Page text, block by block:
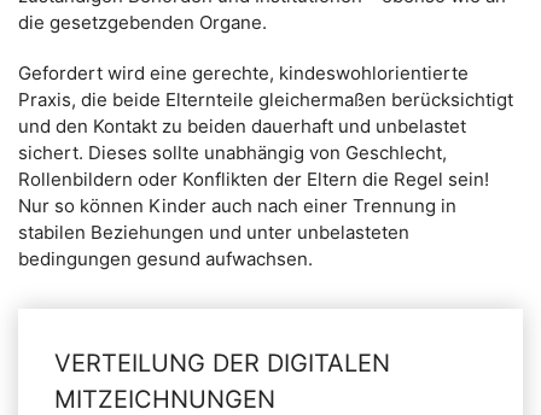
die gesetzgebenden Organe.
Gefordert wird eine gerechte, kindeswohlorientierte
Praxis, die beide Elternteile gleichermaßen berücksichtigt
und den Kontakt zu beiden dauerhaft und unbelastet
sichert. Dieses sollte unabhängig von Geschlecht,
Rollenbildern oder Konflikten der Eltern die Regel sein!
Nur so können Kinder auch nach einer Trennung in
stabilen Beziehungen und unter unbelasteten
bedingungen gesund aufwachsen.
VERTEILUNG DER DIGITALEN
MITZEICHNUNGEN